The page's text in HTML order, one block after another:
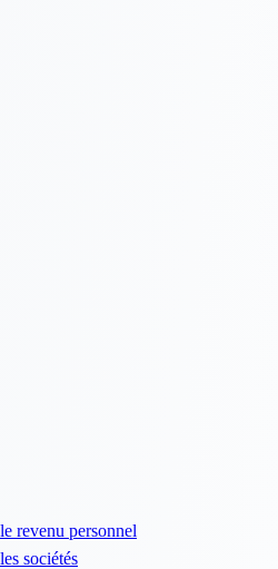
revenu personnel
sociétés